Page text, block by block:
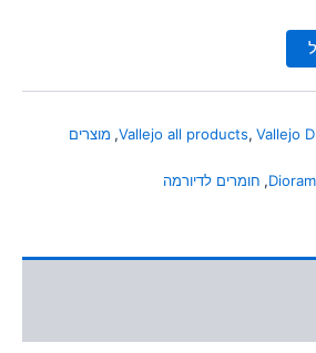
Vallejo all products, Vallejo
, מוצרים
, חומרים לדיורמה